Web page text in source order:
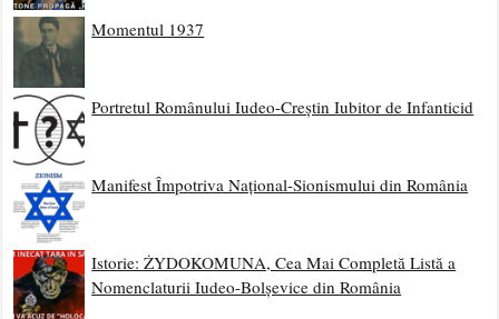
Momentul 1937
Portretul Românului Iudeo-Creștin Iubitor de Infanticid
Manifest Împotriva Național-Sionismului din România
Istorie: ŻYDOKOMUNA, Cea Mai Completă Listă a
Nomenclaturii Iudeo-Bolșevice din România